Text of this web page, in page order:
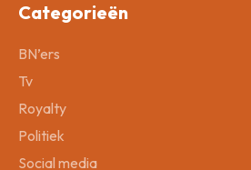
Categorieën
BN’ers
Tv
Royalty
Politiek
Social media